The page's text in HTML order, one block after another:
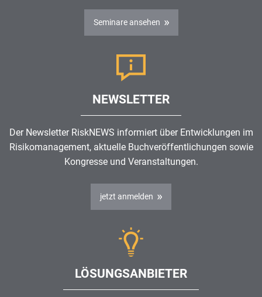
Seminare ansehen
NEWSLETTER
Der Newsletter RiskNEWS informiert über Entwicklungen im
Risikomanagement, aktuelle Buchveröffentlichungen sowie
Kongresse und Veranstaltungen.
jetzt anmelden
LÖSUNGSANBIETER